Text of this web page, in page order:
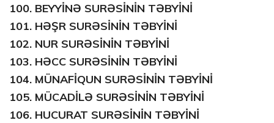
100. BEYYİNƏ SURƏSİNİN TƏBYİNİ
101. HƏŞR SURƏSİNİN TƏBYİNİ
102. NUR SURƏSİNİN TƏBYİNİ
103. HƏCC SURƏSİNİN TƏBYİNİ
104. MÜNAFİQUN SURƏSİNİN TƏBYİNİ
105. MÜCADİLƏ SURƏSİNİN TƏBYİNİ
106. HUCURAT SURƏSİNİN TƏBYİNİ